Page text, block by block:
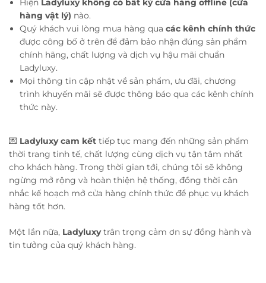
Hiện Ladyluxy không có bất kỳ cửa hàng offline (cửa
hàng vật lý) nào.
Quý khách vui lòng mua hàng quacác kênh chính thức
được công bố ở trên để đảm bảo nhận đúng sản phẩm
chính hãng, chất lượng và dịch vụ hậu mãi chuẩn
Ladyluxy.
Mọi thông tin cập nhật về sản phẩm, ưu đãi, chương
trình khuyến mãi sẽ được thông báo qua các kênh chính
thức này.
💌 Ladyluxy cam kết tiếp tục mang đến những sản phẩm
thời trang tinh tế, chất lượng cùng dịch vụ tận tâm nhất
cho khách hàng. Trong thời gian tới, chúng tôi sẽ không
ngừng mở rộng và hoàn thiện hệ thống, đồng thời cân
nhắc kế hoạch mở cửa hàng chính thức để phục vụ khách
hàng tốt hơn.
Một lần nữa, Ladyluxytrân trọng cảm ơn sự đồng hành và
tin tưởng của quý khách hàng.